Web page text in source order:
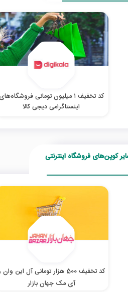
کد تخفیف ۱ میلیون تومانی فروشگاه‌های
اینستاگرامی دیجی کالا
کوپن‌های فروشگاه اینترنتی
کد تخفیف 500 هزار تومانی آل این
آی مک جهان بازار